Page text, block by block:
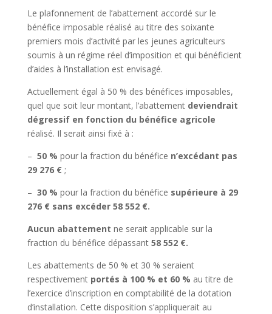
Le plafonnement de l’abattement accordé sur le
bénéfice imposable réalisé au titre des soixante
premiers mois d’activité par les jeunes agriculteurs
soumis à un régime réel d’imposition et qui bénéficient
d’aides à l’installation est envisagé.
Actuellement égal à 50 % des bénéfices imposables,
quel que soit leur montant, l’abattement deviendrait
dégressif en fonction du bénéfice agricole
réalisé. Il serait ainsi fixé à :
– 50 % pour la fraction du bénéfice n’excédant pas
29 276 €;
– 30 % pour la fraction du bénéfice supérieure à 29
276 € sans excéder 58 552 €.
Aucun abattement ne serait applicable sur la
fraction du bénéfice dépassant 58 552 €.
Les abattements de 50 % et 30 % seraient
respectivement portés à 100 % et 60 % au titre de
l’exercice d’inscription en comptabilité de la dotation
d’installation. Cette disposition s’appliquerait au